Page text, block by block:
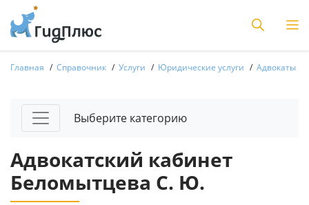
Главная Справочник Услуги Юридические услуги Адвокаты
Выберите категорию
Адвокатский кабинет
Беломытцева С. Ю.